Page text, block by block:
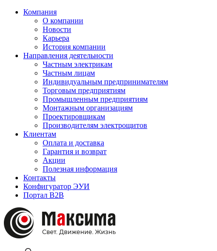
Компания
О компании
Новости
Карьера
История компании
Направления деятельности
Частным электрикам
Частным лицам
Индивидуальным предпринимателям
Торговым предприятиям
Промышленным предприятиям
Монтажным организациям
Проектировщикам
Производителям электрощитов
Клиентам
Оплата и доставка
Гарантия и возврат
Акции
Полезная информация
Контакты
Конфигуратор ЭУИ
Портал B2B